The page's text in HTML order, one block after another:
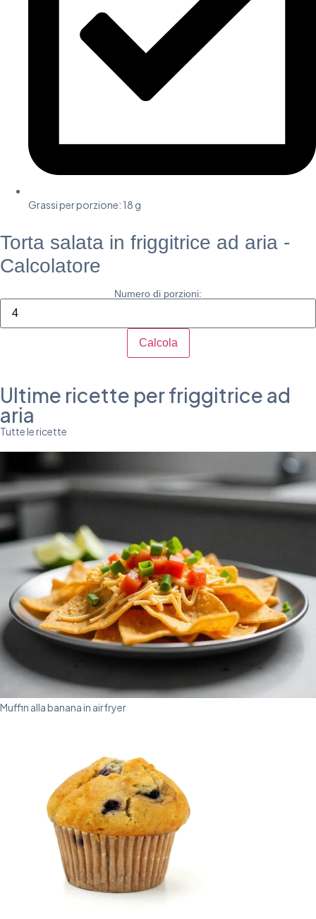
Grassi per porzione: 18 g
Torta salata in friggitrice ad aria -
Calcolatore
Numero di porzioni:
Calcola
Ultime ricette per friggitrice ad
aria
Tutte le ricette
Muffin alla banana in airfryer